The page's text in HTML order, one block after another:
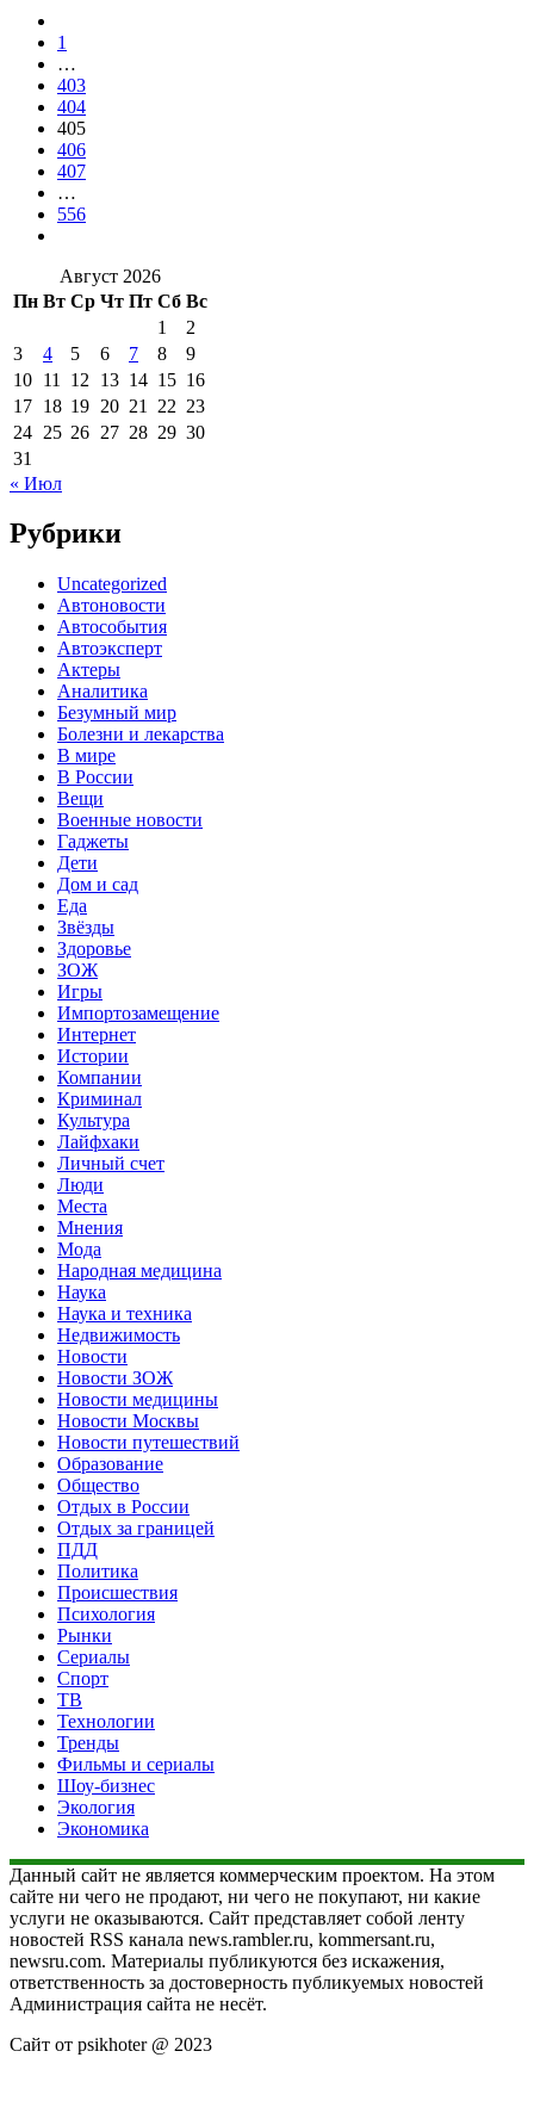
1
…
403
404
405
406
407
…
556
Август 2026
Пн Вт Ср Чт Пт Сб Вс
1
2
3
4 5 6 7 8
9
10 11 12 13 14 15 16
17 18 19 20 21 22 23
24 25 26 27 28 29 30
31
« Июл
Рубрики
Uncategorized
Автоновости
Автособытия
Автоэксперт
Актеры
Аналитика
Безумный мир
Болезни и лекарства
В мире
В России
Вещи
Военные новости
Гаджеты
Дети
Дом и сад
Еда
Звёзды
Здоровье
ЗОЖ
Игры
Импортозамещение
Интернет
Истории
Компании
Криминал
Культура
Лайфхаки
Личный счет
Люди
Места
Мнения
Мода
Народная медицина
Наука
Наука и техника
Недвижимость
Новости
Новости ЗОЖ
Новости медицины
Новости Москвы
Новости путешествий
Образование
Общество
Отдых в России
Отдых за границей
ПДД
Политика
Происшествия
Психология
Рынки
Сериалы
Спорт
ТВ
Технологии
Тренды
Фильмы и сериалы
Шоу-бизнес
Экология
Экономика
Данный сайт не является коммерческим проектом. На этом
сайте ни чего не продают, ни чего не покупают, ни какие
услуги не оказываются. Сайт представляет собой ленту
новостей RSS канала news.rambler.ru, kommersant.ru,
newsru.com. Материалы публикуются без искажения,
ответственность за достоверность публикуемых новостей
Администрация сайта не несёт.
Сайт от psikhoter @ 2023